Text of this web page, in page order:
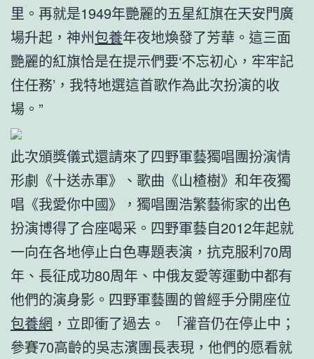
里。再就是1949年艷麗的五星紅旗在天安門廣
場升起，神州包養年夜地煥發了芳華。這三面
艷麗的紅旗恰是在提示們要‘不忘初心，牢牢記
住任務’，我特地選這首歌作為此次扮演的收
場。”
此次頒獎儀式還請來了四野軍藝獨唱團扮演情
形劇《十送赤軍》、歌曲《山楂樹》和年夜獨
唱《我愛你中國》，獨唱團浩繁藝術家的出色
扮演博得了合座喝采。四野軍藝自2012年起就
一向在各地停止白色專題表演，抗克服利70周
年、長征成功80周年、中俄友愛等運動中都有
他們的演身影。四野軍藝團的曾經手分開座位
包養網 ，立即衝了過去。 「灌音仍在停止中；
參賽70高齡的吳志濱團長表現，他們的愿看就